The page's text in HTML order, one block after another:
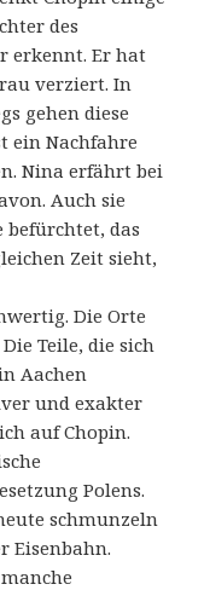
des
erkennt. Er hat
verziert. In
gehen diese
ein Nachfahre
Nina erfährt bei
Auch sie
befürchtet, das
Zeit sieht,
Die Orte
Teile, die sich
Aachen
und exakter
auf Chopin.
Polens.
schmunzeln
Eisenbahn.